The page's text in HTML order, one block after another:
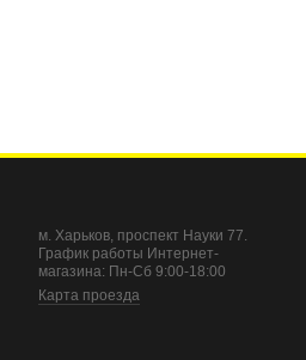
м. Харьков, проспект Науки 77.
График работы Интернет-
магазина: Пн-Сб 9:00-18:00
Карта проезда